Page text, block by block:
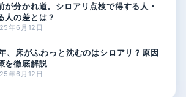
が分かれ道。シロアリ点検で得する人・
人の差とは？
年6月12日
、床がふわっと沈むのはシロアリ？原因
を徹底解説
年6月12日